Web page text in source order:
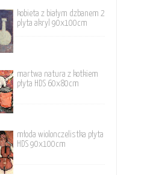
kobieta z białym dzbanem 2
plyta akryl 90x100cm
martwa natura z kotkiem
płyta HDS 60x80cm
młoda wiolonczelistka płyta
HDS 90x100cm